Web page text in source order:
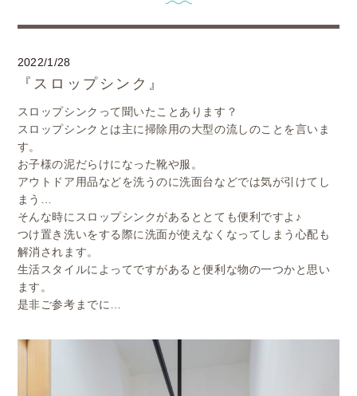
2022/1/28
『スロップシンク』
スロップシンクって聞いたことあります？
スロップシンクとは主に掃除用の大型の流しのことを言いま
す。
お子様の泥だらけになった靴や服。
アウトドア用品などを洗うのに洗面台などでは気が引けてし
まう…
そんな時にスロップシンクがあるととても便利ですよ♪
つけ置き洗いをする際に洗面が使えなくなってしまう心配も
解消されます。
生活スタイルによってですがあると便利な物の一つかと思い
ます。
是非ご参考までに…